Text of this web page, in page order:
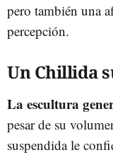
pero también una
percepción.
Un Chillida
La escultura
pesar de su
suspendida le